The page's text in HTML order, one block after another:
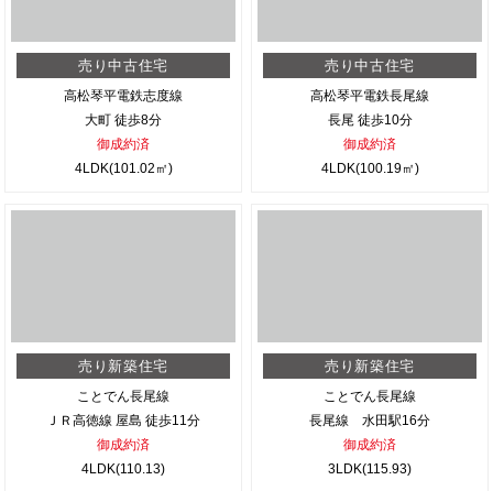
売り中古住宅
高松琴平電鉄志度線
大町 徒歩8分
御成約済
4LDK(101.02㎡)
売り中古住宅
高松琴平電鉄長尾線
長尾 徒歩10分
御成約済
4LDK(100.19㎡)
売り新築住宅
ことでん長尾線
ＪＲ高徳線 屋島 徒歩11分
御成約済
4LDK(110.13)
売り新築住宅
ことでん長尾線
長尾線 水田駅16分
御成約済
3LDK(115.93)